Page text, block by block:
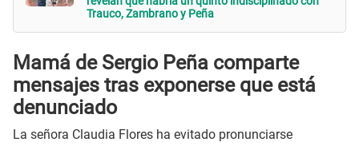
Trauco, Zambrano y Peña
Mamá de Sergio Peña comparte
mensajes tras exponerse que está
denunciado
La señora Claudia Flores ha evitado pronunciarse